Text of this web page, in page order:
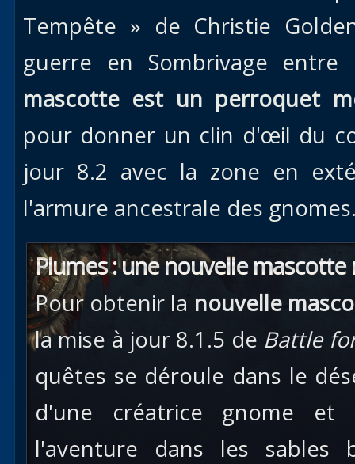
Uldum
Val
Tempête » de Christie
guerre en Sombrivage
mascotte est un perroquet
pour donner un clin d'œil du
jour 8.2 avec la zone en
l'armure ancestrale des
Plumes : une nouvelle
Pour obtenir la nouvelle
la mise à jour 8.1.5 de Battle
quêtes se déroule dans le
d'une créatrice gnome et
l'aventure dans les sables